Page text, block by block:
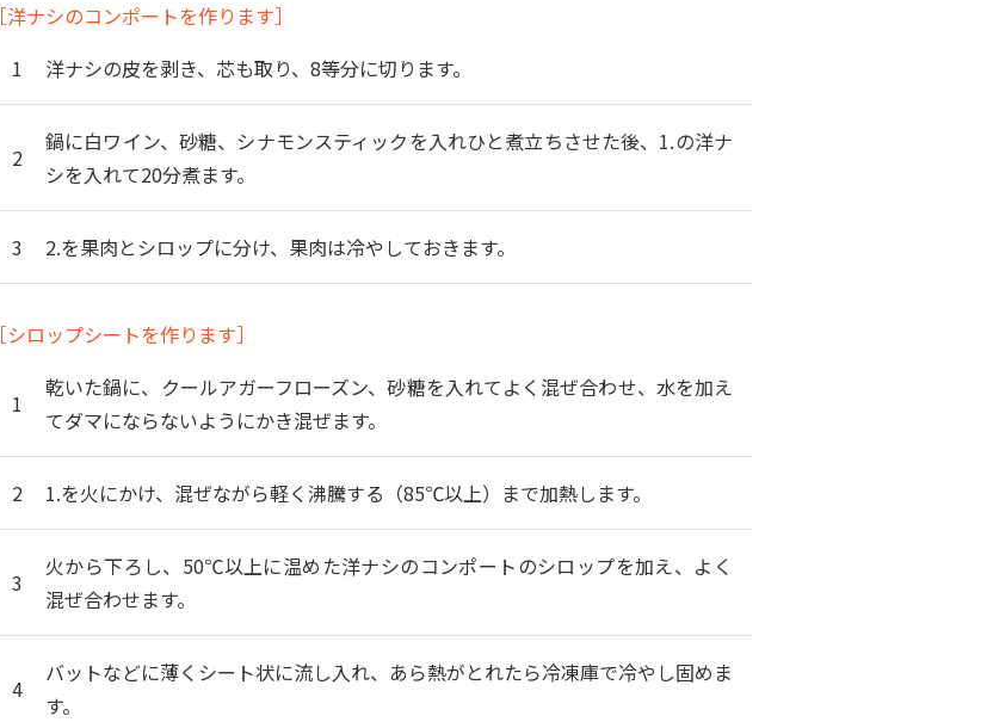
［洋ナシのコンポートを作ります］
洋ナシの皮を剥き、芯も取り、8等分に切ります。
鍋に白ワイン、砂糖、シナモンスティックを入れひと煮立ちさせた後、1.の洋ナ
シを入れて20分煮ます。
2.を果肉とシロップに分け、果肉は冷やしておきます。
［シロップシートを作ります］
乾いた鍋に、クールアガーフローズン、砂糖を入れてよく混ぜ合わせ、水を加え
てダマにならないようにかき混ぜます。
1.を火にかけ、混ぜながら軽く沸騰する（85℃以上）まで加熱します。
火から下ろし、50℃以上に温めた洋ナシのコンポートのシロップを加え、よく
混ぜ合わせます。
バットなどに薄くシート状に流し入れ、あら熱がとれたら冷凍庫で冷やし固めま
す。